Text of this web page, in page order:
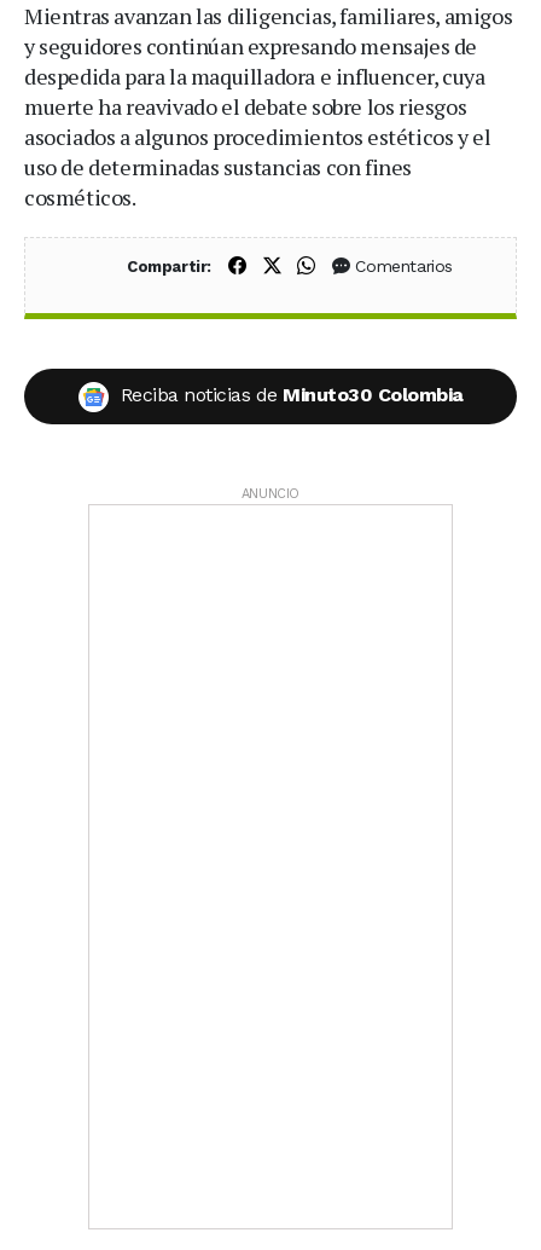
Mientras avanzan las diligencias, familiares, amigos
y seguidores continúan expresando mensajes de
despedida para la maquilladora e influencer, cuya
muerte ha reavivado el debate sobre los riesgos
asociados a algunos procedimientos estéticos y el
uso de determinadas sustancias con fines
cosméticos.
Compartir: Compartir en Facebook
Compartir en X (Twitter)
Compartir en WhatsApp
Comentarios
Reciba noticias de Minuto30 Colombia
ANUNCIO